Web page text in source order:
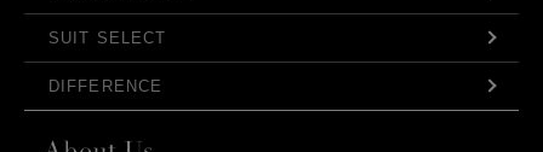
SUIT SELECT
DIFFERENCE